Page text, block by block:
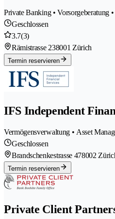
Private Banking • Vorsorgeberatung
Geschlossen
3.7(3)
Rämistrasse 238001 Zürich
Termin reservieren
IFS Independent
Vermögensverwaltung • Asset
Geschlossen
Brandschenkestrasse 478002
Termin reservieren
Private Client